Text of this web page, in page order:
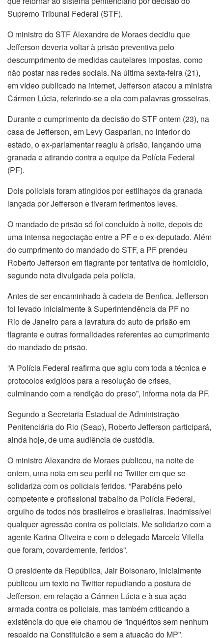
Supremo Tribunal Federal (STF).
O ministro do STF Alexandre de Moraes decidiu que
Jefferson deveria voltar à prisão preventiva pelo
descumprimento de medidas cautelares impostas, como
não postar nas redes sociais. Na últimasexta-feira (21),
em vídeo publicado na internet, Jefferson atacou a ministra
Cármen Lúcia, referindo-se a ela com palavras grosseiras.
Durante o cumprimento da decisão do STFontem (23), na
casa de Jefferson, em Levy Gasparian, no interior do
estado, o ex-parlamentar reagiu à prisão, lançando uma
granada e atirando contra a equipe da Polícia Federal
(PF).
Dois policiais foram atingidos por estilhaços da granada
lançada por Jefferson e tiveram ferimentos leves.
O mandado de prisão só foi concluído à noite, depois de
uma intensa negociação entre a PF e o ex-deputado. Além
do cumprimento do mandado do STF, a PF prendeu
Roberto Jefferson em flagrante por tentativa de homicídio,
segundo nota divulgada pela polícia.
Antes de ser encaminhado à cadeia de Benfica, Jefferson
foi levado inicialmente à Superintendência da PF no
Riode Janeiropara a lavratura do auto de prisão em
flagrante e outras formalidades referentes ao cumprimento
do mandado de prisão.
“A Polícia Federal reafirma que agiu com toda a técnica e
protocolos exigidos para a resolução de crises,
culminando com a rendição do preso”, informa nota da PF.
Segundo a Secretaria Estadual de Administração
Penitenciária do Rio (Seap), Roberto Jefferson participará,
ainda hoje, de uma audiência de custódia.
O ministro Alexandre de Moraes publicou, na noite de
ontem, uma nota em seu perfil no Twitter em que se
solidariza com os policiais feridos. “Parabéns pelo
competente e profissional trabalho da Polícia Federal,
orgulho de todos nós brasileiros e brasileiras. Inadmissível
qualquer agressão contra os policiais. Me solidarizo com a
agente Karina Oliveira e com o delegado Marcelo Vilella
que foram, covardemente, feridos”.
O presidente da República, Jair Bolsonaro, inicialmente
publicou um texto no Twitter repudiando a postura de
Jefferson, em relação a Cármen Lúcia e à sua ação
armada contra os policiais, mas também criticando a
existência do que ele chamou de “inquéritos sem nenhum
respaldo na Constituição e sem a atuação do MP”.